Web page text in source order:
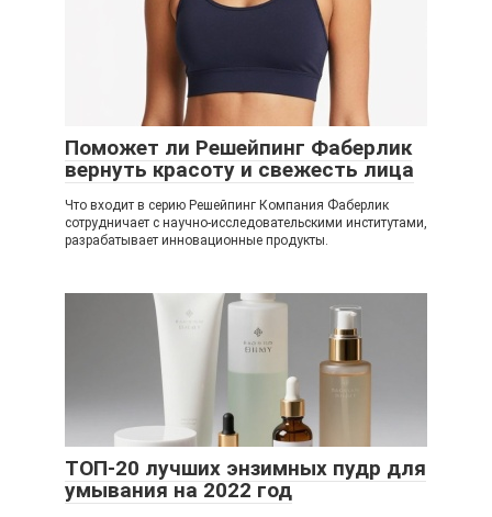
Поможет ли Решейпинг Фаберлик
вернуть красоту и свежесть лица
Что входит в серию Решейпинг Компания Фаберлик
сотрудничает с научно-исследовательскими институтами,
разрабатывает инновационные продукты.
ТОП-20 лучших энзимных пудр для
умывания на 2022 год